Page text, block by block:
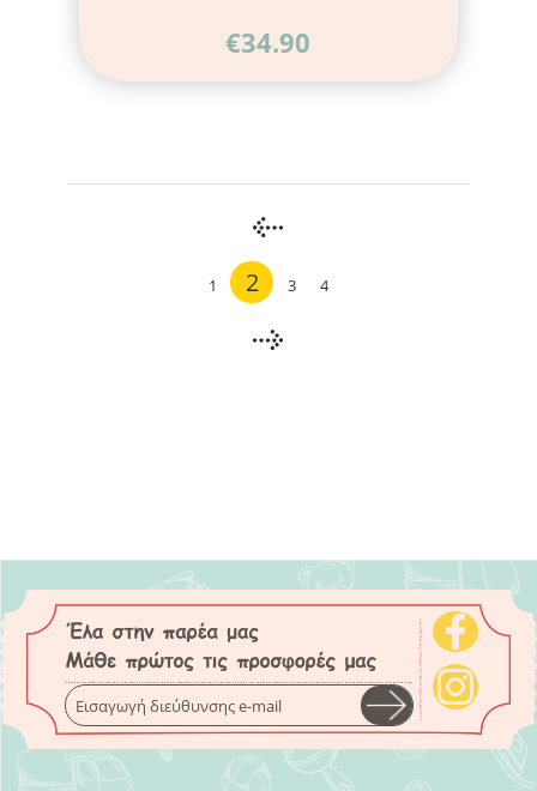
€34.90
1 2 3 4